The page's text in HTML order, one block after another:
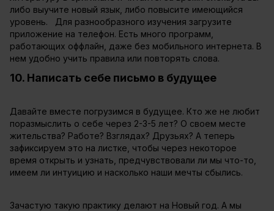
либо выучите новый язык, либо повысите имеющийся
уровень. Для разнообразного изучения загрузите
приложение на телефон. Есть много программ,
работающих оффлайн, даже без мобильного интернета. В
нем удобно учить правила или повторять слова.
10. Написать себе письмо в будущее
Давайте вместе погрузимся в будущее. Кто же не любит
поразмыслить о себе через 2-3-5 лет? О своем месте
жительства? Работе? Взглядах? Друзьях? А теперь
зафиксируем это на листке, чтобы через некоторое
время открыть и узнать, предчувствовали ли мы что-то,
имеем ли интуицию и насколько наши мечты сбылись.
Зачастую такую ​​практику делают на Новый год. А мы